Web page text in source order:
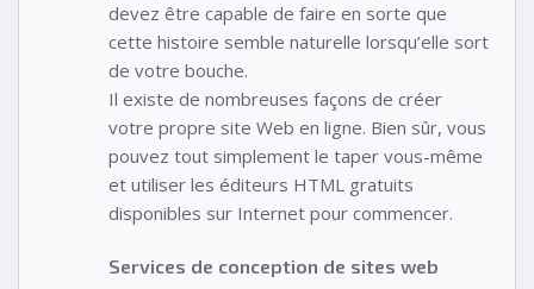
devez être capable de faire en sorte que
cette histoire semble naturelle lorsqu’elle sort
de votre bouche.
Il existe de nombreuses façons de créer
votre propre site Web en ligne. Bien sûr, vous
pouvez tout simplement le taper vous-même
et utiliser les éditeurs HTML gratuits
disponibles sur Internet pour commencer.
Services de conception de sites web